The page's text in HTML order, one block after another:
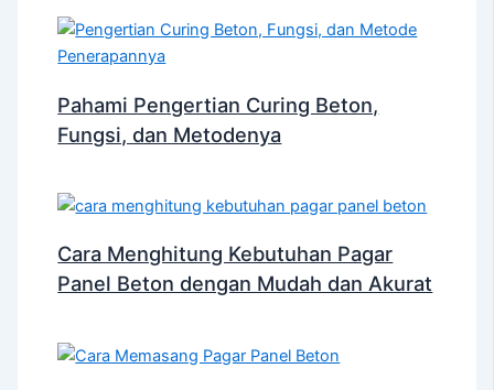
Pahami Pengertian Curing Beton,
Fungsi, dan Metodenya
Cara Menghitung Kebutuhan Pagar
Panel Beton dengan Mudah dan Akurat